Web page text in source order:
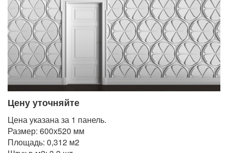
Цену уточняйте
Цена указана за 1 панель.
Размер: 600х520 мм
Площадь: 0,312 м2